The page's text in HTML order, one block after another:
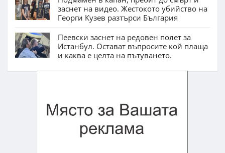
заснет на видео. Жестокото убийство на
Георги Кузев разтърси България
Пеевски заснет на редовен полет за
Истанбул. Остават въпросите кой плаща
и каква е целта на пътуването.